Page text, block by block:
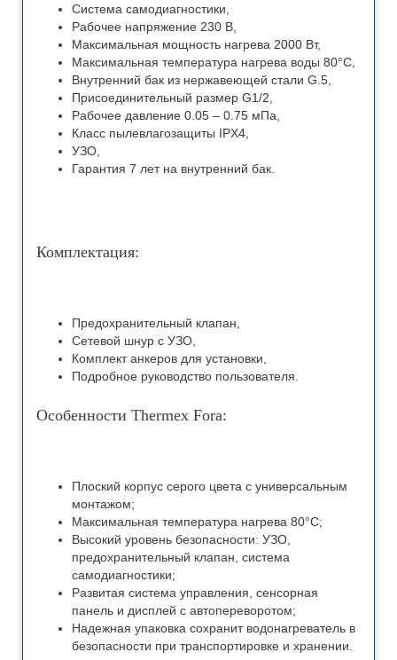
Система самодиагностики,
Рабочее напряжение 230 В,
Максимальная мощность нагрева 2000 Вт,
Максимальная температура нагрева воды 80°С,
Внутренний бак из нержавеющей стали G.5,
Присоединительный размер G1/2,
Рабочее давление 0.05 – 0.75 мПа,
Класс пылевлагозащиты IPX4,
УЗО,
Гарантия 7 лет на внутренний бак.
Комплектация:
Предохранительный клапан,
Сетевой шнур с УЗО,
Комплект анкеров для установки,
Подробное руководство пользователя.
Особенности Thermex Fora:
Плоский корпус серого цвета с универсальным
монтажом;
Максимальная температура нагрева 80°С;
Высокий уровень безопасности: УЗО,
предохранительный клапан, система
самодиагностики;
Развитая система управления, сенсорная
панель и дисплей с автопереворотом;
Надежная упаковка сохранит водонагреватель в
безопасности при транспортировке и хранении.